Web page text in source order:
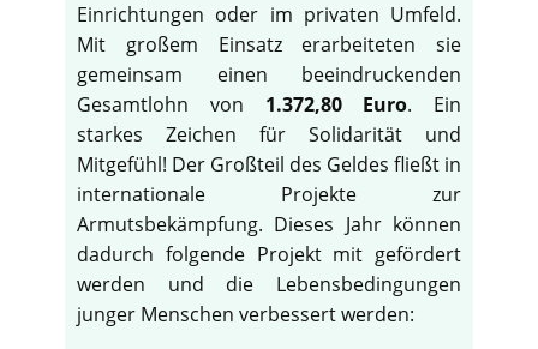
Einrichtungen oder im privaten Umfeld.
Mit großem Einsatz erarbeiteten sie
gemeinsam einen beeindruckenden
Gesamtlohn von 1.372,80 Euro. Ein
starkes Zeichen für Solidarität und
Mitgefühl! Der Großteil des Geldes fließt in
internationale Projekte zur
Armutsbekämpfung. Dieses Jahr können
dadurch folgende Projekt mit gefördert
werden und die Lebensbedingungen
junger Menschen verbessert werden: